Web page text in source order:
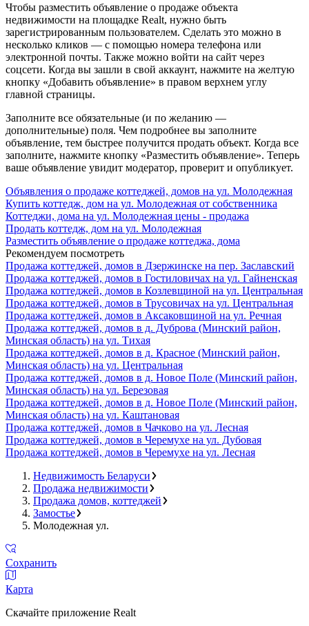
Чтобы разместить объявление о продаже объекта
недвижимости на площадке Realt, нужно быть
зарегистрированным пользователем. Сделать это можно в
несколько кликов — с помощью номера телефона или
электронной почты. Также можно войти на сайт через
соцсети. Когда вы зашли в свой аккаунт, нажмите на желтую
кнопку «Добавить объявление» в правом верхнем углу
главной страницы.
Заполните все обязательные (и по желанию —
дополнительные) поля. Чем подробнее вы заполните
объявление, тем быстрее получится продать объект. Когда все
заполните, нажмите кнопку «Разместить объявление». Теперь
ваше объявление увидит модератор, проверит и опубликует.
Объявления о продаже коттеджей, домов на ул. Молодежная
Купить коттедж, дом на ул. Молодежная от собственника
Коттеджи, дома на ул. Молодежная цены - продажа
Продать коттедж, дом на ул. Молодежная
Разместить объявление о продаже коттеджа, дома
Рекомендуем посмотреть
Продажа коттеджей, домов в Дзержинске на пер. Заславский
Продажа коттеджей, домов в Гостиловичах на ул. Гайненская
Продажа коттеджей, домов в Козлевщиной на ул. Центральная
Продажа коттеджей, домов в Трусовичах на ул. Центральная
Продажа коттеджей, домов в Аксаковщиной на ул. Речная
Продажа коттеджей, домов в д. Дуброва (Минский район,
Минская область) на ул. Тихая
Продажа коттеджей, домов в д. Красное (Минский район,
Минская область) на ул. Центральная
Продажа коттеджей, домов в д. Новое Поле (Минский район,
Минская область) на ул. Березовая
Продажа коттеджей, домов в д. Новое Поле (Минский район,
Минская область) на ул. Каштановая
Продажа коттеджей, домов в Чачково на ул. Лесная
Продажа коттеджей, домов в Черемухе на ул. Дубовая
Продажа коттеджей, домов в Черемухе на ул. Лесная
Недвижимость Беларуси
Продажа недвижимости
Продажа домов, коттеджей
Замостье
Молодежная ул.
Сохранить
Карта
Скачайте приложение Realt